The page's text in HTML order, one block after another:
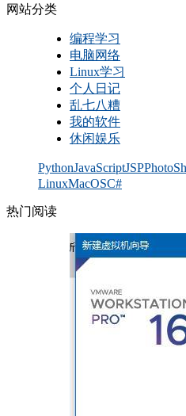
网站分类
编程学习
电脑网络
Linux学习
个人日记
乱七八糟
我的软件
休闲娱乐
PythonJavaScriptJSP
LinuxMacOSC#
热门阅读